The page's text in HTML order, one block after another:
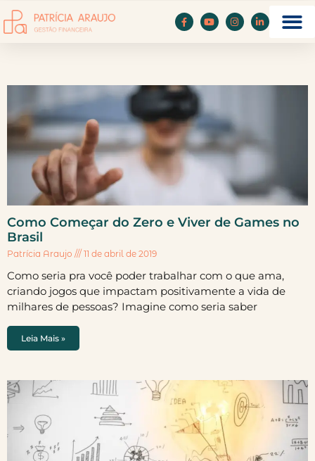
Como Começar do Zero e Viver de Games no
Brasil
Patrícia Araujo 11 de abril de 2019
Como seria pra você poder trabalhar com o que ama,
criando jogos que impactam positivamente a vida de
milhares de pessoas? Imagine como seria saber
Leia Mais »